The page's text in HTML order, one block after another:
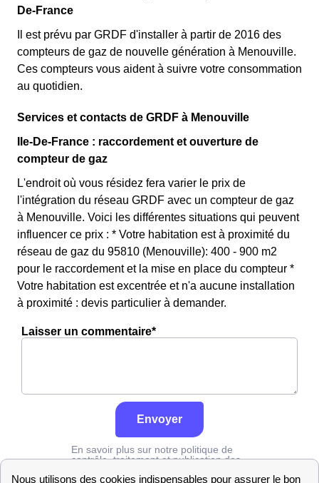
De-France
Il est prévu par GRDF d'installer à partir de 2016 des
compteurs de gaz de nouvelle génération à Menouville.
Ces compteurs vous aident à suivre votre consommation
au quotidien.
Services et contacts de GRDF à Menouville
Ile-De-France : raccordement et ouverture de
compteur de gaz
L'endroit où vous résidez fera varier le prix de
l'intégration du réseau GRDF avec un compteur de gaz
à Menouville. Voici les différentes situations qui peuvent
influencer ce prix : * Votre habitation est à proximité du
réseau de gaz du 95810 (Menouville): 400 - 900 m2
pour le raccordement et la mise en place du compteur *
Votre habitation est excentrée et n'a aucune installation
à proximité : devis particulier à demander.
Laisser un commentaire*
Envoyer
En savoir plus sur notre politique de
contrôle, traitement et publication des